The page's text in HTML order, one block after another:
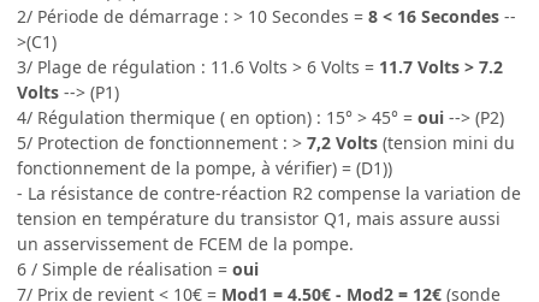
2/ Période de démarrage : > 10 Secondes = 8 < 16 Secondes --
>(C1)
3/ Plage de régulation : 11.6 Volts > 6 Volts = 11.7 Volts > 7.2
Volts --> (P1)
4/ Régulation thermique ( en option) : 15° > 45° = oui --> (P2)
5/ Protection de fonctionnement : > 7,2 Volts (tension mini du
fonctionnement de la pompe, à vérifier) = (D1))
- La résistance de contre-réaction R2 compense la variation de
tension en température du transistor Q1, mais assure aussi
un asservissement de FCEM de la pompe.
6 / Simple de réalisation = oui
7/ Prix de revient < 10€ = Mod1 = 4.50€ - Mod2 = 12€ (sonde